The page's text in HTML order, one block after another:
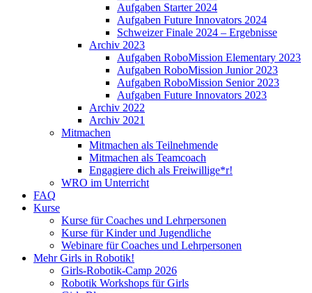
Aufgaben Starter 2024
Aufgaben Future Innovators 2024
Schweizer Finale 2024 – Ergebnisse
Archiv 2023
Aufgaben RoboMission Elementary 2023
Aufgaben RoboMission Junior 2023
Aufgaben RoboMission Senior 2023
Aufgaben Future Innovators 2023
Archiv 2022
Archiv 2021
Mitmachen
Mitmachen als Teilnehmende
Mitmachen als Teamcoach
Engagiere dich als Freiwillige*r!
WRO im Unterricht
FAQ
Kurse
Kurse für Coaches und Lehrpersonen
Kurse für Kinder und Jugendliche
Webinare für Coaches und Lehrpersonen
Mehr Girls in Robotik!
Girls-Robotik-Camp 2026
Robotik Workshops für Girls